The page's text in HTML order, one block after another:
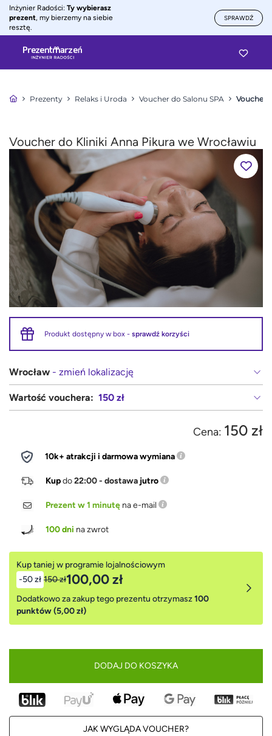
Inżynier Radości: Ty wybierasz
prezent, my bierzemy na siebie
resztę.
SPRAWDŹ
Prezenty Relaks i Uroda Voucher do Salonu SPA Voucher
Voucher do Kliniki Anna Pikura we Wrocławiu
Produkt dostępny w box - sprawdź korzyści
Wrocław - zmień lokalizację
Wartość vouchera: 150 zł
Cena: 150 zł
10k+ atrakcji i darmowa wymiana
Kupdo22:00 - dostawa jutro
Prezent w 1 minutę na e-mail
100 dni na zwrot
Kup taniej w programie lojalnościowym
-50 zł 150 zł100,00 zł
Dodatkowo za zakup tego prezentu otrzymasz100
punktów (5,00 zł)
DODAJ DO KOSZYKA
JAK WYGLĄDA VOUCHER?